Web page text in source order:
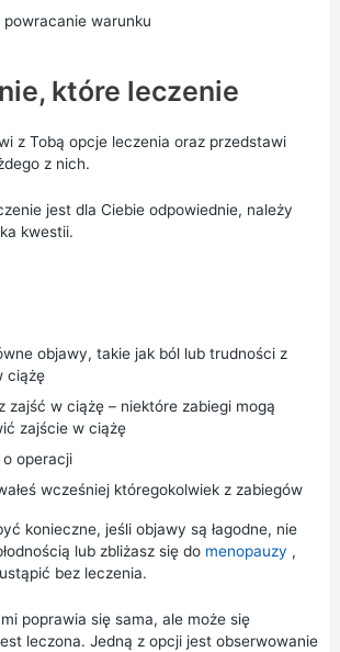
warunku
które leczenie
z Tobą opcje leczenia oraz przedstawi
z nich.
jest dla Ciebie odpowiednie, należy
kwestii.
objawy, takie jak ból lub trudności z
ciążę
zajść w ciążę – niektóre zabiegi mogą
zajście w ciążę
operacji
wcześniej któregokolwiek z zabiegów
konieczne, jeśli objawy są łagodne, nie
lub zbliżasz się do menopauzy ,
bez leczenia.
poprawia się sama, ale może się
leczona. Jedną z opcji jest obserwowanie